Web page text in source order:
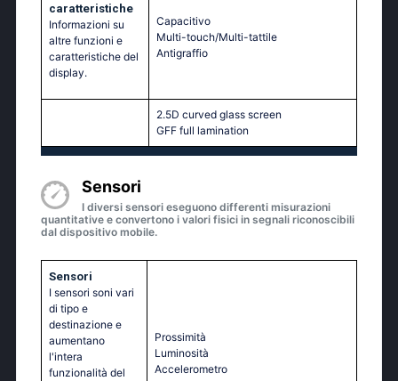
caratteristiche
Informazioni su
altre funzioni e
caratteristiche del
display.
Capacitivo
Multi-touch/Multi-tattile
Antigraffio
2.5D curved glass screen
GFF full lamination
Sensori
I diversi sensori eseguono differenti misurazioni
quantitative e convertono i valori fisici in segnali riconoscibili
dal dispositivo mobile.
Sensori
I sensori soni vari
di tipo e
destinazione e
aumentano
l'intera
funzionalità del
Prossimità
Luminosità
Accelerometro